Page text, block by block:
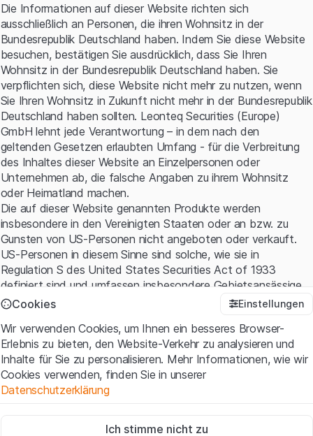
Serverfehler.
Die Informationen auf dieser Website richten sich
ausschließlich an Personen, die ihren Wohnsitz in der
Bundesrepublik Deutschland haben. Indem Sie diese Website
besuchen, bestätigen Sie ausdrücklich, dass Sie Ihren
Wohnsitz in der Bundesrepublik Deutschland haben. Sie
verpflichten sich, diese Website nicht mehr zu nutzen, wenn
Sie Ihren Wohnsitz in Zukunft nicht mehr in der Bundesrepublik
Deutschland haben sollten. Leonteq Securities (Europe)
GmbH lehnt jede Verantwortung – in dem nach den
geltenden Gesetzen erlaubten Umfang - für die Verbreitung
des Inhaltes dieser Website an Einzelpersonen oder
Unternehmen ab, die falsche Angaben zu ihrem Wohnsitz
oder Heimatland machen.
Die auf dieser Website genannten Produkte werden
insbesondere in den Vereinigten Staaten oder an bzw. zu
Gunsten von US-Personen nicht angeboten oder verkauft.
US-Personen in diesem Sinne sind solche, wie sie in
Regulation S des United States Securities Act of 1933
definiert sind und umfassen insbesondere Gebietsansässige
der Vereinigten Staaten sowie amerikanische Kapital- und
Nutzungsbedingungen und rechtliche Informationen
Mit dem Zugriff auf diese Website erklären Sie, dass Sie die
rechtlichen Informationen und die wichtigen Hinweise und
Nutzungsbedingungen verstanden haben und akzeptieren.
sind, unterlassen Sie bitte den Zugriff auf diese Website.
Cookies Einstellungen
Wir verwenden Cookies, um Ihnen ein besseres Browser-
Erlebnis zu bieten, den Website-Verkehr zu analysieren und
Inhalte für Sie zu personalisieren. Mehr Informationen, wie wir
Cookies verwenden, finden Sie in unserer
Datenschutzerklärung
Diese Cookies sind für die Website erforderlich und können nicht
Ich stimme nicht zu